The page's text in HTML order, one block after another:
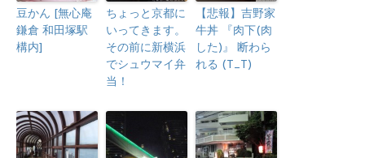
豆かん [無心庵
鎌倉 和田塚駅
構内]
ちょっと京都に
いってきます。
その前に新横浜
でシュウマイ弁
当！
【悲報】吉野家
牛丼 『肉下(肉
した)』 断わら
れる (T_T)